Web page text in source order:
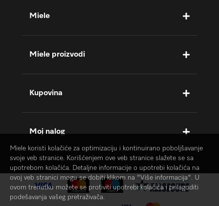
Miele
Miele proizvodi
Kupovina
Moj nalog
Miele koristi kolačiće za optimizaciju i kontinuirano poboljšavanje
svoje veb stranice. Korišćenjem ove veb stranice slažete se sa
upotrebom kolačića. Detaljne informacije o upotrebi kolačića na
ovoj veb stranici mogu se dobiti klikom na "Više informacija". U
ovom trenutku možete se protiviti upotrebi kolačića i prilagoditi
podešavanja vašeg pretraživača.